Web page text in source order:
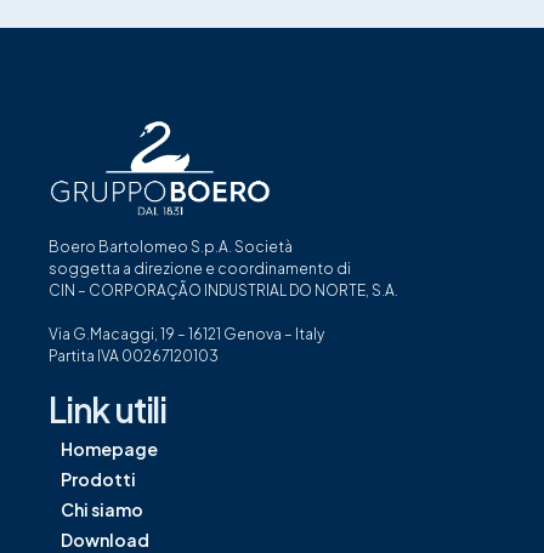
Boero Bartolomeo S.p.A. Società
soggetta a direzione e coordinamento di
CIN – CORPORAÇÃO INDUSTRIAL DO NORTE, S.A.
Via G.Macaggi, 19 – 16121 Genova – Italy
Partita IVA 00267120103
Link utili
Homepage
Prodotti
Chi siamo
Download